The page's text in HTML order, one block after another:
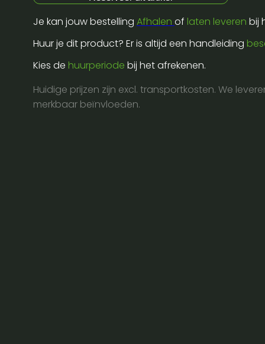
lm
aantal
Je kan jouw bestelling Afhalen of laten leveren bij
Huur je dit product? Er is altijd een handleiding
Kies de huurperiode bij het afrekenen.
Huidige prijzen zijn excl. transportkosten. We
merkbaar beïnvloeden.